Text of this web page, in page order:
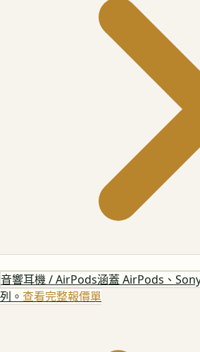
音響耳機 / AirPods涵蓋 AirPods、
列。 查看完整報價單